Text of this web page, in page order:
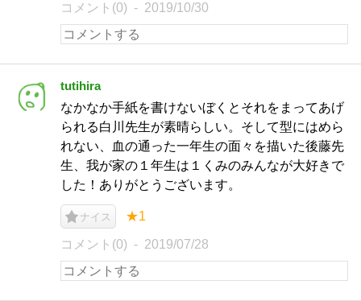
コメント(0) 2019/10/30
tutihira
なかなか手紙を書けないぼくとそれをまってあげ
られる白川先生が素晴らしい。そして型にはめら
れない、血の通った一年生の面々を描いた後藤先
生、我が家の１年生は１くみのみんなが大好きで
した！ありがとうございます。
ナイス ★1
コメント(0) 2019/07/28